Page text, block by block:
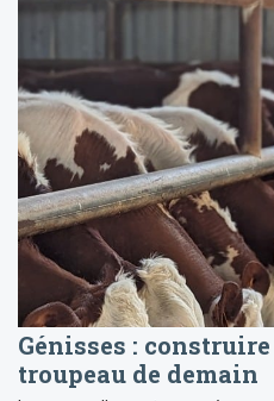
Génisses :
troupeau de demain